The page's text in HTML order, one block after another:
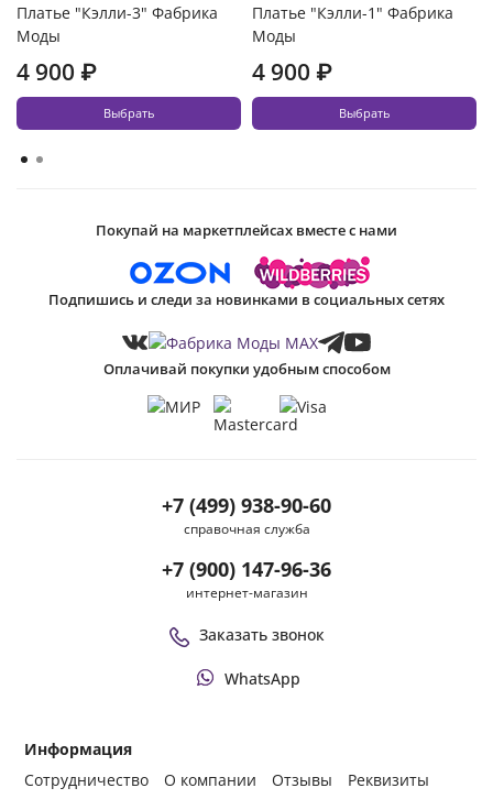
Платье "Кэлли-3" Фабрика
Моды
4 900 ₽
Выбрать
Платье "Кэлли-1" Фабрика
Моды
4 900 ₽
Выбрать
Информация
Сотрудничество
О компании Отзывы
Реквизиты
+7 (499) 938-90-60
справочная служба
+7 (900) 147-96-36
интернет-магазин
Заказать звонок
WhatsApp
Покупай на маркетплейсах вместе с нами
Подпишись и следи за новинками в социальных сетях
Оплачивай покупки удобным способом